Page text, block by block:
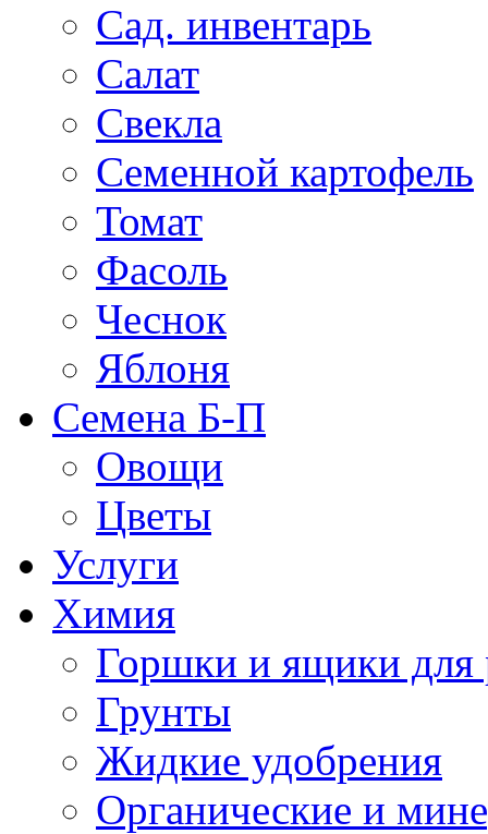
Сад. инвентарь
Салат
Свекла
Семенной картофель
Томат
Фасоль
Чеснок
Яблоня
Семена Б-П
Овощи
Цветы
Услуги
Химия
Горшки и ящики для
Грунты
Жидкие удобрения
Органические и